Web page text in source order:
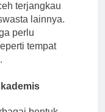
terjangkau
lainnya.
perlu
tempat